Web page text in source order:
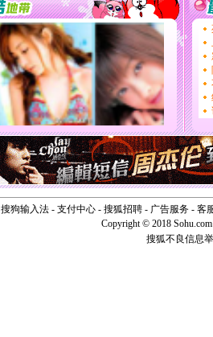
颜！冬
道一声平
[春节]
传
片叶子
送你一
[圣诞节]
你太多
要平安
[圣诞节]
能正大光
天都要快
[圣诞节]
如意,快
[元旦]看
断电。爱
你是我专
[元旦]如
起；二是
搜狗输入法- 支付中心- 搜狐招聘- 广告服务- 客
Copyright © 2018
搜狐不良信息